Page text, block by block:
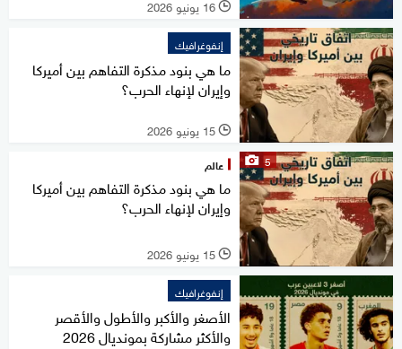
l 16 يونيو 2026
إنفوغرافيك
ما هي بنود مذكرة التفاهم بين أميركا
وإيران لإنهاء الحرب؟
l 15 يونيو 2026
5 عالم
ما هي بنود مذكرة التفاهم بين أميركا
وإيران لإنهاء الحرب؟
l 15 يونيو 2026
إنفوغرافيك
الأصغر والأكبر والأطول والأقصر
والأكثر مشاركة بمونديال 2026